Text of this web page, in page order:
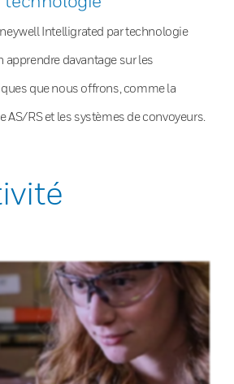
Intelligrated par technologie
apprendre davantage sur les
que nous offrons, comme la
AS/RS et les systèmes de convoyeurs.